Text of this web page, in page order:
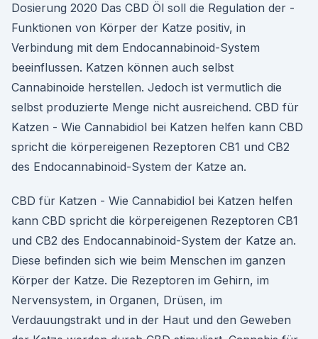
Dosierung 2020 Das CBD Öl soll die Regulation der ­
Funktionen von Körper der Katze positiv, in
Verbindung mit dem Endocannabinoid-System
beeinflussen. Katzen können auch selbst
Cannabinoide herstellen. Jedoch ist vermutlich die
selbst produzierte Menge nicht ausreichend. CBD für
Katzen - Wie Cannabidiol bei Katzen helfen kann CBD
spricht die körpereigenen Rezeptoren CB1 und CB2
des Endocannabinoid-System der Katze an.
CBD für Katzen - Wie Cannabidiol bei Katzen helfen
kann CBD spricht die körpereigenen Rezeptoren CB1
und CB2 des Endocannabinoid-System der Katze an.
Diese befinden sich wie beim Menschen im ganzen
Körper der Katze. Die Rezeptoren im Gehirn, im
Nervensystem, in Organen, Drüsen, im
Verdauungstrakt und in der Haut und den Geweben